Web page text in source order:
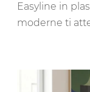
Easyline in
moderne ti